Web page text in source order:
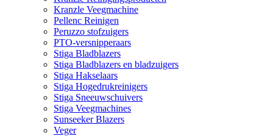
Kranzle Veegmachine
Pellenc Reinigen
Peruzzo stofzuigers
PTO-versnipperaars
Stiga Bladblazers
Stiga Bladblazers en bladzuigers
Stiga Hakselaars
Stiga Hogedrukreinigers
Stiga Sneeuwschuivers
Stiga Veegmachines
Sunseeker Blazers
Veger